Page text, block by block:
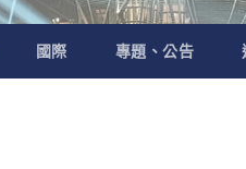
國際 專題、公告